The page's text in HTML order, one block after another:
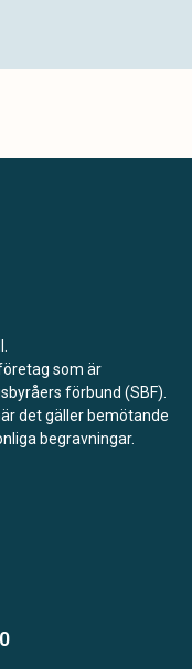
som är
förbund (SBF).
det gäller bemötande
begravningar.